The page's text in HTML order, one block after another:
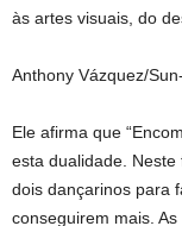
às artes visuais, do
Anthony Vázquez/
Ele afirma que
esta dualidade.
dois dançarinos para
conseguirem mais.